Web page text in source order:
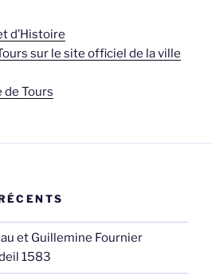
d’Histoire
sur le site officiel de la ville
de Tours
et Guillemine Fournier
1583